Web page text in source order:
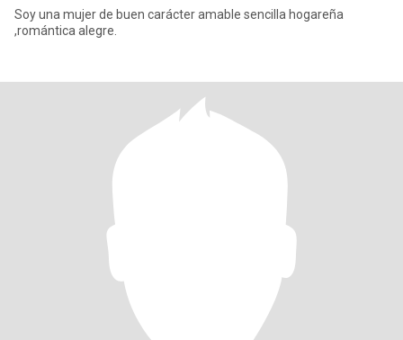
Soy una mujer de buen carácter amable sencilla hogareña
,romántica alegre.